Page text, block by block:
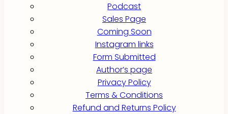
Podcast
Sales Page
Coming Soon
Instagram links
Form Submitted
Author’s page
Privacy Policy
Terms & Conditions
Refund and Returns Policy